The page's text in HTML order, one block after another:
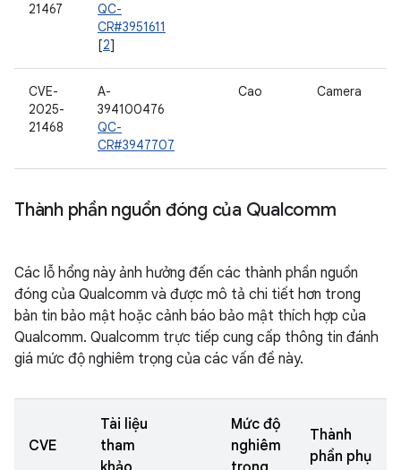
21467
QC-
CR#3951611
[2]
CVE-
2025-
21468
A-
394100476
QC-
CR#3947707
Cao Camera
Thành phần nguồn đóng của Qualcomm
Các lỗ hổng này ảnh hưởng đến các thành phần nguồn
đóng của Qualcomm và được mô tả chi tiết hơn trong
bản tin bảo mật hoặc cảnh báo bảo mật thích hợp của
Qualcomm. Qualcomm trực tiếp cung cấp thông tin đánh
giá mức độ nghiêm trọng của các vấn đề này.
CVE
Tài liệu
tham
Mức độ
nghiêm
Thành
phần phụ